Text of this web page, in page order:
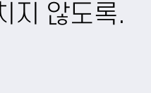
지 않도록.